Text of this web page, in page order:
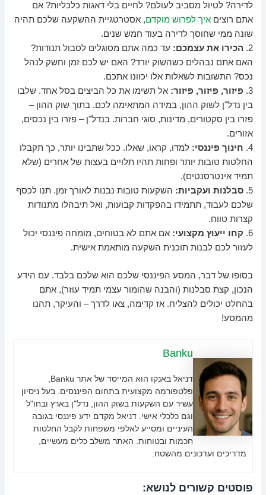
לדירה? לטיול מסביב לעולם? לחיים בלי דאגות כלכליות? אם
אתם רוציםאיך לפרוש מוקדם, אסטרטגיית ההשקעה שלכם תהיה
שונה ממי שחוסך לדירה בעוד חמש שנים.
2.
הכירו את עצמכם: עד כמה אתם מסוגלים לסבול תנודות?
האם אתם נבהלים כשהשוק יורד? האם יש לכם זמן וחשק לנהל
נכס? התשובות לשאלות אלו יכוונו אתכם.
3. פיזור, פיזור, פיזור: אל תשימו את כל הביצים בסל אחד. שלבו
בין נדל"ן לשוק ההון, במידה המתאימה לכם. בתוך שוק ההון –
פזרו בין סקטורים, מדינות, סוגי חברות. בנדל"ן – פזרו בין נכסים,
אזורים.
4. חינוך פיננסי: למדו, קראו, שאלו. ככל שתבינו יותר, כך תקבלו
החלטות טובות יותר ופחות תהיו תלויים בעצות של אחרים (שלא
תמיד אינטרסנטים).
5. סבלנות ועקביות: השקעות טובות נבנות לאורך זמן. תנו לכסף
שלכם לעבוד, תתמידו בהפקדות קבועות, ואל תיבהלו מתנודות
קצרות טווח.
6. קחו ייעוץ מקצועי: אם אתם לא בטוחים, מומחה פיננסי יכול
לעזור לכם לבנות תוכנית השקעה מותאמת אישית.
בסופו של דבר, המסע הפיננסי שלכם הוא שלכם בלבד. עם הידע
הנכון, קצת סבלנות (והבנה שהומור עצמי תמיד עוזר), אתם
בהחלט יכולים להצליח. אז קדימה, צאו לדרך – והעיקר, תהנו
מהמסע!
Banku
פלטפורמה מקצועית בתחום הפיננסים. בעל ניסיון
עשיר עם השקעות בשוק ההון, נדל"ן בארץ ובחו"ל
וגם כלכלי אישי. דניאל מקדם ידע פיננסי בגובה
העיניים ומסייע לאלפי משפחות לקבל החלטות
חכמות ובטוחות. האתר משלב כלים מעשיים,
מדריכים ועדכונים מהשטח.
פוסטים קשורים לנושא: